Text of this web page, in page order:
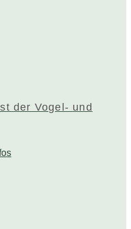
der Vogel- und